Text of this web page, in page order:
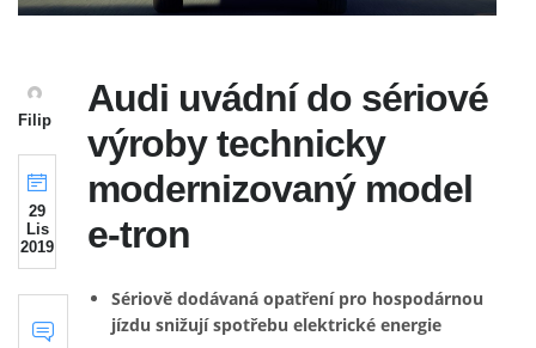
Filip
29
Lis
2019
Audi uvádní do sériové
výroby technicky
modernizovaný model
e-tron
Sériově dodávaná opatření pro hospodárnou
jízdu snižují spotřebu elektrické energie